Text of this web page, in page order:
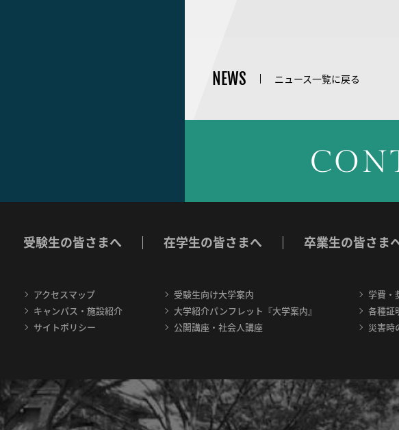
NEWS ニュース一覧に戻る
受験生の皆さまへ 在学生の皆さまへ 卒業生の皆さま
アクセスマップ
キャンパス・施設紹介
サイトポリシー
受験生向け大学案内
大学紹介パンフレット『大学案内』
公開講座・社会人講座
学費・
各種証
災害時